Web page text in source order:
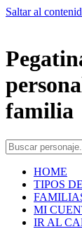
Saltar al
familia
HOME
TIPOS
MI
IR AL